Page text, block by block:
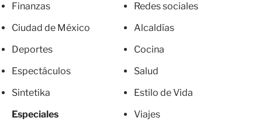
Finanzas
Ciudad de México
Deportes
Espectáculos
Sintetika
Especiales
Redes sociales
Alcaldías
Cocina
Salud
Estilo de Vida
Viajes